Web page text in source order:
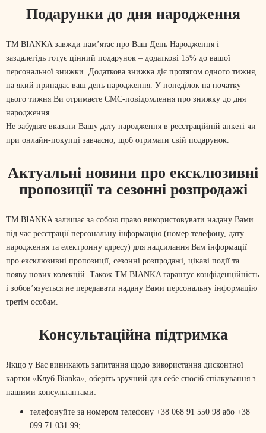
Подарунки до дня народження
ТМ BIANKA завжди пам’ятає про Ваш День Народження і
заздалегідь готує цінний подарунок – додаткові 15% до вашої
персональної знижки. Додаткова знижка діє протягом одного тижня,
на який припадає ваш день народження. У понеділок на початку
цього тижня Ви отримаєте СМС-повідомлення про знижку до дня
народження.
Не забудьте вказати Вашу дату народження в реєстраційній анкеті чи
при онлайн-покупці завчасно, щоб отримати свій подарунок.
Актуальні новини про ексклюзивні
пропозиції та сезонні розпродажі
ТМ BIANKA залишає за собою право використовувати надану Вами
під час реєстрації персональну інформацію (номер телефону, дату
народження та електронну адресу) для надсилання Вам інформації
про ексклюзивні пропозиції, сезонні розпродажі, цікаві події та
появу нових колекцій. Також ТМ BIANKA гарантує конфіденційність
і зобов’язується не передавати надану Вами персональну інформацію
третім особам.
Консультаційна підтримка
Якщо у Вас виникають запитання щодо використання дисконтної
картки «Клуб Bianka», оберіть зручний для себе спосіб спілкування з
нашими консультантами:
телефонуйте за номером телефону +38 068 91 550 98 або +38
099 71 031 99;